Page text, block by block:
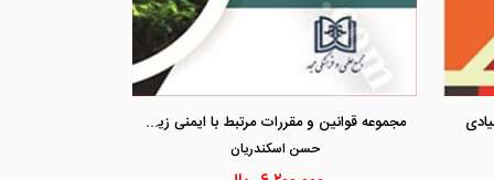
مشاهده و خرید
مجموعه قوانین و مقررات مرتبط با ایمنی زیستی جمهوری اسلامی ایران
حسن اسكندريان